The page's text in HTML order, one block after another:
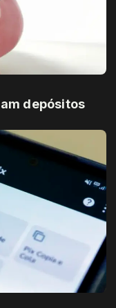
depósitos